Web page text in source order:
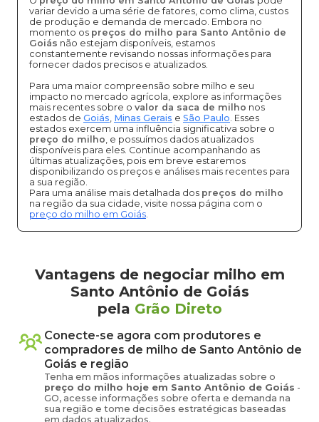
variar devido a uma série de fatores, como clima, custos
de produção e demanda de mercado. Embora no
momento os preços do milho para Santo Antônio de
Goiás não estejam disponíveis, estamos
constantemente revisando nossas informações para
fornecer dados precisos e atualizados.
Para uma maior compreensão sobre milho e seu
impacto no mercado agrícola, explore as informações
mais recentes sobre o valor da saca de milho nos
estados de Goiás, Minas Gerais e São Paulo. Esses
estados exercem uma influência significativa sobre o
preço do milho, e possuímos dados atualizados
disponíveis para eles. Continue acompanhando as
últimas atualizações, pois em breve estaremos
disponibilizando os preços e análises mais recentes para
a sua região.
Para uma análise mais detalhada dos preços do milho
na região da sua cidade, visite nossa página com o
preço do milho em Goiás.
Vantagens de negociar milho em
Santo Antônio de Goiás
pela Grão Direto
Conecte-se agora com produtores e
compradores de milho de Santo Antônio de
Goiás e região
Tenha em mãos informações atualizadas sobre o
preço do milho hoje em Santo Antônio de Goiás -
GO, acesse informações sobre oferta e demanda na
sua região e tome decisões estratégicas baseadas
em dados atualizados.